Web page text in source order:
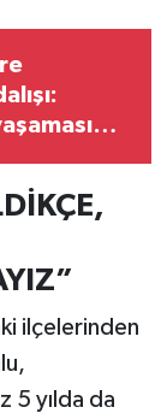
ilçelerinden
5 yılda da